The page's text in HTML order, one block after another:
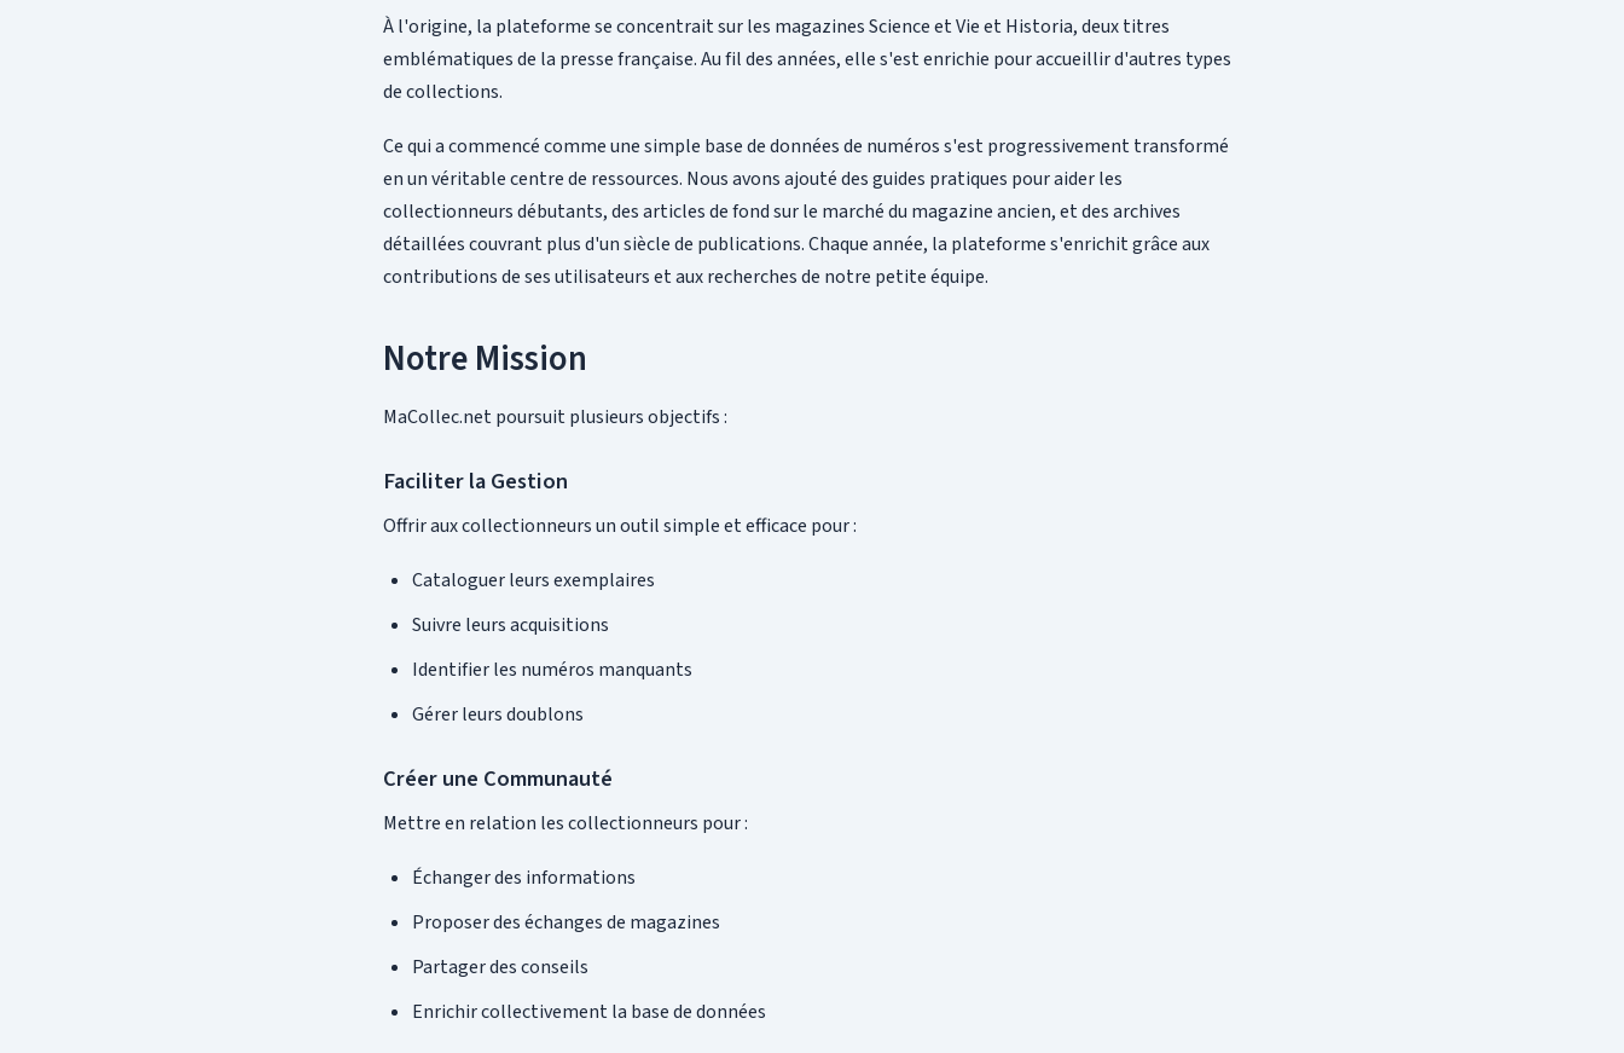
À l'origine, la plateforme se concentrait sur les magazines Science et Vie et Historia, deux titres
emblématiques de la presse française. Au fil des années, elle s'est enrichie pour accueillir d'autres types
de collections.
Ce qui a commencé comme une simple base de données de numéros s'est progressivement transformé
en un véritable centre de ressources. Nous avons ajouté des guides pratiques pour aider les
collectionneurs débutants, des articles de fond sur le marché du magazine ancien, et des archives
détaillées couvrant plus d'un siècle de publications. Chaque année, la plateforme s'enrichit grâce aux
contributions de ses utilisateurs et aux recherches de notre petite équipe.
Notre Mission
MaCollec.net poursuit plusieurs objectifs :
Faciliter la Gestion
Offrir aux collectionneurs un outil simple et efficace pour :
Cataloguer leurs exemplaires
Suivre leurs acquisitions
Identifier les numéros manquants
Gérer leurs doublons
Créer une Communauté
Mettre en relation les collectionneurs pour :
Échanger des informations
Proposer des échanges de magazines
Partager des conseils
Enrichir collectivement la base de données